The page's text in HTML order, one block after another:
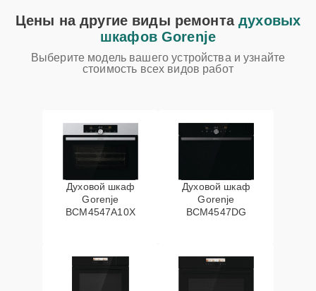
Цены на другие виды ремонтадуховых
шкафов Gorenje
Выберите модель вашего устройства и узнайте
стоимость всех видов работ
Духовой шкаф
Gorenje
BCM4547A10X
Духовой шкаф
Gorenje
BCM4547DG